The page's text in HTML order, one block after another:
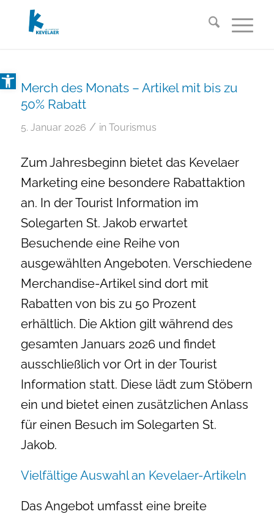
Open toolbar
Merch des Monats – Artikel mit bis zu
50% Rabatt
5. Januar 2026 / in Tourismus
Zum Jahresbeginn bietet das Kevelaer
Marketing eine besondere Rabattaktion
an. In der Tourist Information im
Solegarten St. Jakob erwartet
Besuchende eine Reihe von
ausgewählten Angeboten. Verschiedene
Merchandise-Artikel sind dort mit
Rabatten von bis zu 50 Prozent
erhältlich. Die Aktion gilt während des
gesamten Januars 2026 und findet
ausschließlich vor Ort in der Tourist
Information statt. Diese lädt zum Stöbern
ein und bietet einen zusätzlichen Anlass
für einen Besuch im Solegarten St.
Jakob.
Vielfältige Auswahl an Kevelaer-Artikeln
Das Angebot umfasst eine breite